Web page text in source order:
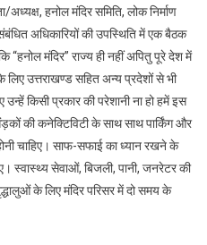
भव्य:
सतपाल
महाराज
हनोल मंदिर समिति, लोक निर्माण
अधिकारियों की उपस्थिति में एक बैठक
“हनोल मंदिर” राज्य ही नहीं अपितु पूरे देश में
लिए उत्तराखण्ड सहित अन्य प्रदेशों से भी
किसी प्रकार की परेशानी ना हो हमें इस
की कनेक्टिविटी के साथ साथ पार्किंग और
चाहिए। साफ-सफाई का ध्यान रखने के
स्वास्थ्य सेवाओं, बिजली, पानी, जनरेटर की
के लिए मंदिर परिसर में दो समय के